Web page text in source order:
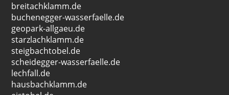
breitachklamm.de
buchenegger-wasserfaelle.de
geopark-allgaeu.de
starzlachklamm.de
steigbachtobel.de
scheidegger-wasserfaelle.de
lechfall.de
hausbachklamm.de